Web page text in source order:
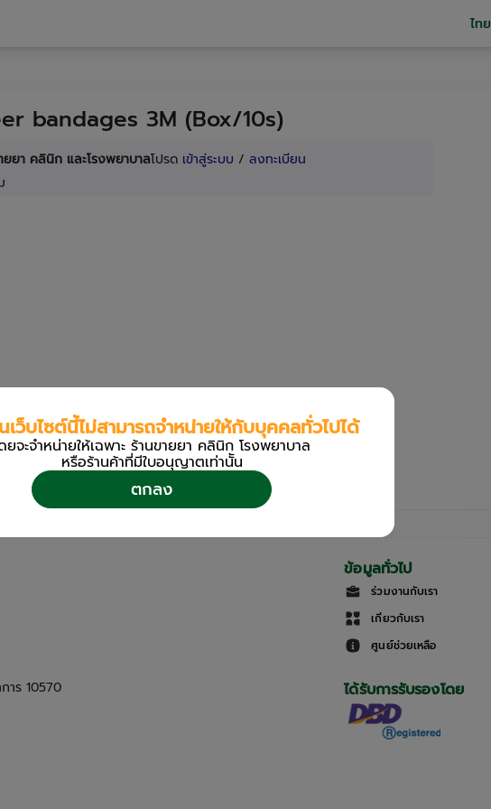
ไทย
bandages 3M (Box/10s)
ยยา คลินิก และโรงพยาบาลโปรด เข้าสู่ระบบ / ลงทะเบียน
าร 10570
ข้อมูลทั่วไป
ร่วมงานกับเรา
เกี่ยวกับเรา
ศูนย์ช่วยเหลือ
ได้รับการรับรองโดย
ว็บไซต์นี้ไม่สามารถจำหน่ายให้กับบุคคลทั่วไปได้
ยจะจำหน่ายให้เฉพาะ ร้านขายยา คลินิก โรงพยาบาล
หรือร้านค้าที่มีใบอนุญาตเท่านััน
ตกลง